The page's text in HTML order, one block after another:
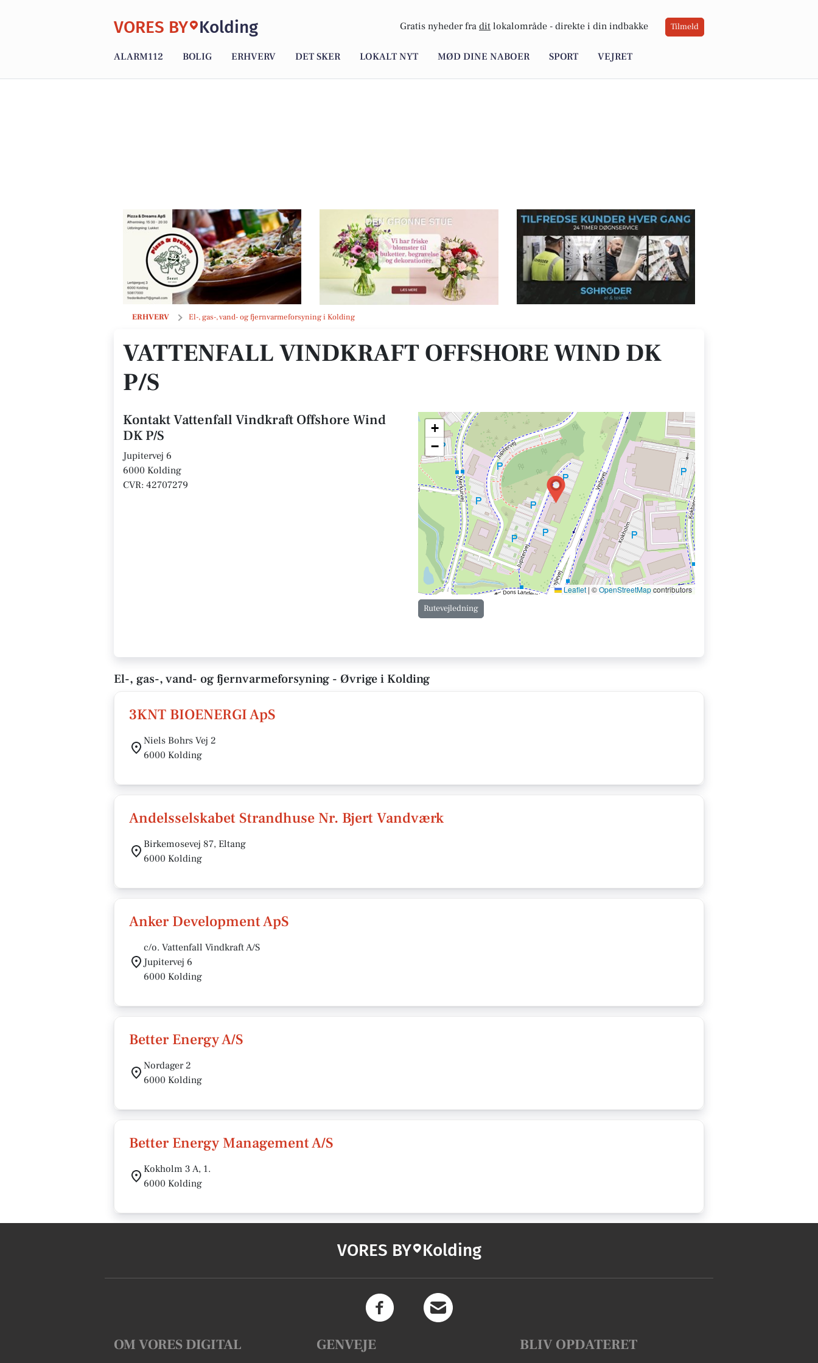
VORES BY Kolding Gratis nyheder fra dit lokalområde - direkte i din indbakke Tilmeld
ALARM112 BOLIG ERHVERV DET SKER LOKALT NYT MØD DINE NABOER SPORT VEJRET
ERHVERV El-, gas-, vand- og fjernvarmeforsyning i Kolding
Vattenfall Vindkraft Offshore Wind DK P/S
VATTENFALL VINDKRAFT OFFSHORE WIND DK
P/S
Kontakt Vattenfall Vindkraft Offshore Wind
DK P/S
Jupitervej 6
6000 Kolding
CVR: 42707279
+
−
Leaflet | ©OpenStreetMapcontributors
Rutevejledning
El-, gas-, vand- og fjernvarmeforsyning - Øvrige i Kolding
3KNT BIOENERGI ApS
Niels Bohrs Vej 2
6000 Kolding
Andelsselskabet Strandhuse Nr. Bjert Vandværk
Birkemosevej 87, Eltang
6000 Kolding
Anker Development ApS
c/o. Vattenfall Vindkraft A/S
Jupitervej 6
6000 Kolding
Better Energy A/S
Nordager 2
6000 Kolding
Better Energy Management A/S
Kokholm 3 A, 1.
6000 Kolding
VORES BY Kolding
OM VORES DIGITAL GENVEJE BLIV OPDATERET